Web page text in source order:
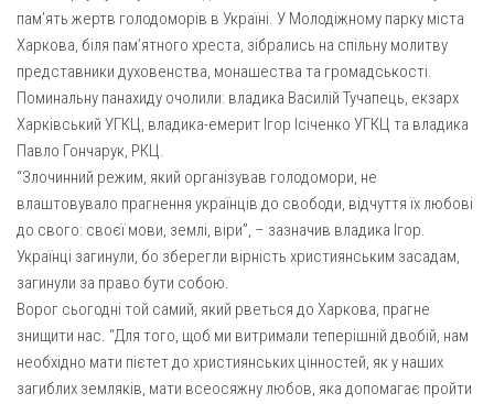
Архистратига Михаїла (м. Люботин)
Покрови Пресвятої Богородиці (с. Вільча)
Преображенська парафія (м. Лозова)
Парафія Благовіщення Пресвятої Богородиці (смт
Золочів)
Парафія Різдва Пресвятої Богородиці м. Берестин
(Красноград)
Парохії Полтавської області
Пресвятої Трійці (м. Полтава)
Всіх Святих українського народу (м. Полтава)
Свято-Юріївська парафія (м. Полтава)
Архистратига Михаїла (с. Пригарівка)
Газета Християнський голос
Надруковані числа
Молитви
Галерея
Рух pro-life
пам’ять жертв голодоморів в Україні. У Молодіжному парку міста
Харкова, біля пам’ятного хреста, зібрались на спільну молитву
представники духовенства, монашества та громадськості.
Поминальну панахиду очолили: владика Василій Тучапець, екзарх
Харківський УГКЦ, владика-емерит Ігор Ісіченко УГКЦ та владика
Павло Гончарук, РКЦ.
“Злочинний режим, який організував голодомори, не
влаштовувало прагнення українців до свободи, відчуття їх любові
до свого: своєї мови, землі, віри”, – зазначив владика Ігор.
Українці загинули, бо зберегли вірність християнським засадам,
загинули за право бути собою.
Ворог сьогодні той самий, який рветься до Харкова, прагне
знищити нас. “Для того, щоб ми витримали теперішній двобій, нам
необхідно мати пієтет до християнських цінностей, як у наших
загиблих земляків, мати всеосяжну любов, яка допомагає пройти